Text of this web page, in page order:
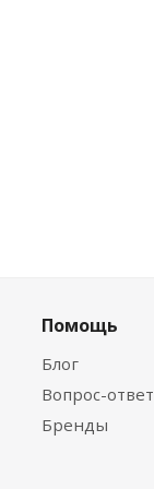
Помощь
Блог
Вопрос-ответ
Бренды